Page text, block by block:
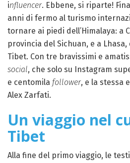
influencer. Ebbene, si riparte!
anni di fermo al turismo
tornare ai piedi dell’Himalaya: a
provincia del Sichuan, e a
Tibet. Con tre bravissimi e
social, che solo su Instagram
e centomila follower, e la stessa
Alex Zarfati.
Un viaggio nel
Tibet
Alla fine del primo viaggio, le